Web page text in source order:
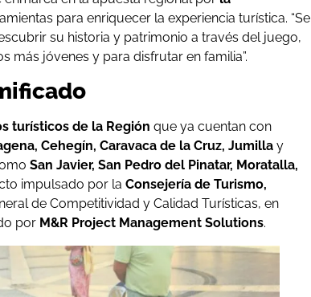
para enriquecer la experiencia turística. “Se
su historia y patrimonio a través del juego,
más jóvenes y para disfrutar en familia”.
turísticos de la Región que ya cuentan con
Cehegín, Caravaca de la Cruz, Jumilla y
San Javier, San Pedro del Pinatar, Moratalla,
impulsado por la Consejería de Turismo,
de Competitividad y Calidad Turísticas, en
por M&R Project Management Solutions.